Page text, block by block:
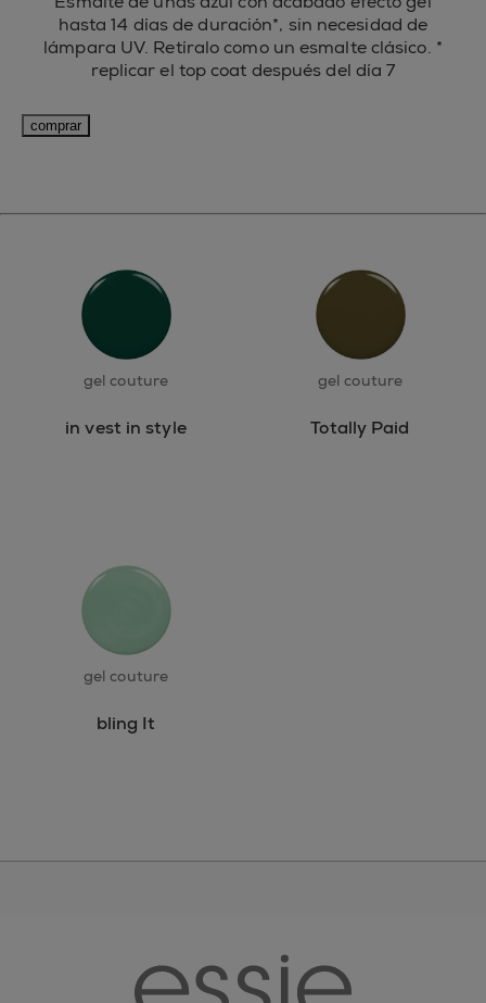
hasta 14 días de duración*, sin necesidad de
lámpara UV. Retíralo como un esmalte clásico. *
replicar el top coat después del día 7
comprar
gel couture
in vest in style
gel couture
Totally Paid
gel couture
bling It